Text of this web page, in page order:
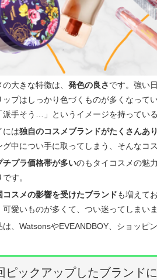
大きな特徴は、 発色の良さです。強い
ップはしっかり色づくものが多くなって
派手そう…」というイメージを持ってい
には独自のコスメブランドがたくさんあり
グ中につい手に取ってしまう、そんなコ
チプラ価格帯が多いのもタイコスメの魅
す。
コスメの影響を受けたブランドも増えて
可愛いものが多くて、つい迷ってしまいま
は、WatsonsやEVEANDBOY、ショッピ
ピックアップしたブランド